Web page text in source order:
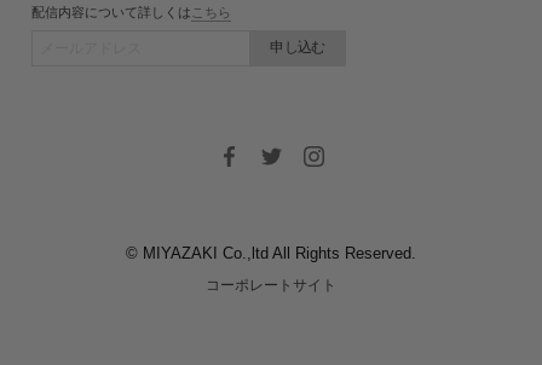
配信内容について詳しくは こちら
申し込む
© MIYAZAKI Co.,ltd All Rights Reserved.
コーポレートサイト